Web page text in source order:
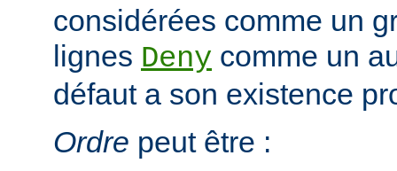
considérées comme un
lignes Deny comme un
défaut a son existence
Ordre peut être :